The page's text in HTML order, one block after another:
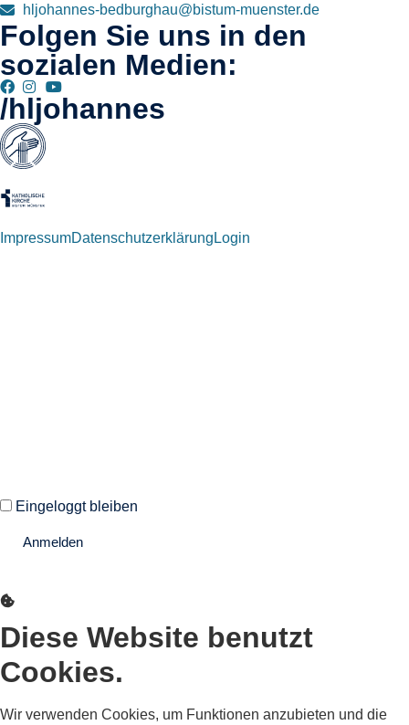
hljohannes-bedburghau@bistum-muenster.de
Folgen Sie uns in den
sozialen Medien:
/hljohannes
ImpressumDatenschutzerklärung Login
Eingeloggt bleiben
Anmelden
Diese Website benutzt
Cookies.
Wir verwenden Cookies, um Funktionen anzubieten und die